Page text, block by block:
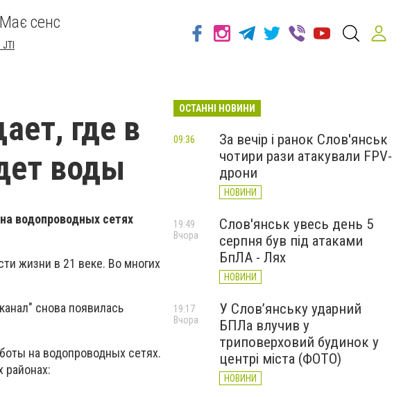
сенс
где в
воды
водопроводных сетях
жизни в 21 веке. Во многих
снова появилась
на водопроводных сетях.
районах:
ОСТАННІ НОВИНИ
За вечір і ранок Слов'янськ
чотири рази атакували FPV-
дрони
НОВИНИ
09:36
Слов'янськ увесь день 5
серпня був під атаками
БпЛА - Лях
НОВИНИ
19:49
Вчора
У Слов’янську ударний
БПЛа влучив у
триповерховий будинок у
центрі міста (ФОТО)
НОВИНИ
19:17
Вчора